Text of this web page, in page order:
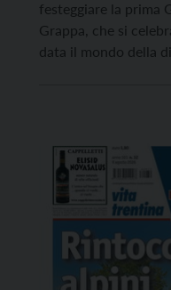
festeggiare la prima
Grappa, che si
data il mondo della